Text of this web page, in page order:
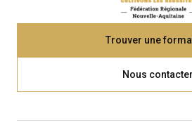
Trouver une
Nous contacter